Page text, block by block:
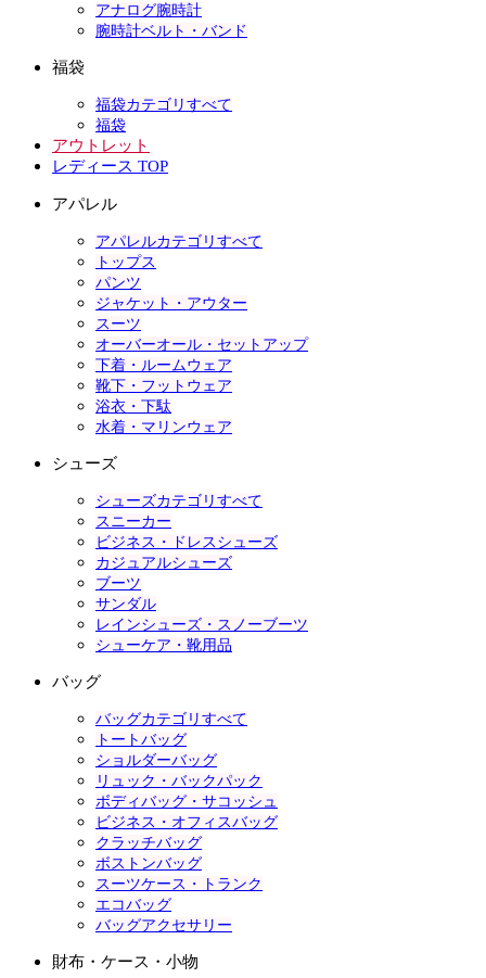
アナログ腕時計
腕時計ベルト・バンド
福袋
福袋カテゴリすべて
福袋
アウトレット
レディース TOP
アパレル
アパレルカテゴリすべて
トップス
パンツ
ジャケット・アウター
スーツ
オーバーオール・セットアップ
下着・ルームウェア
靴下・フットウェア
浴衣・下駄
水着・マリンウェア
シューズ
シューズカテゴリすべて
スニーカー
ビジネス・ドレスシューズ
カジュアルシューズ
ブーツ
サンダル
レインシューズ・スノーブーツ
シューケア・靴用品
バッグ
バッグカテゴリすべて
トートバッグ
ショルダーバッグ
リュック・バックパック
ボディバッグ・サコッシュ
ビジネス・オフィスバッグ
クラッチバッグ
ボストンバッグ
スーツケース・トランク
エコバッグ
バッグアクセサリー
財布・ケース・小物